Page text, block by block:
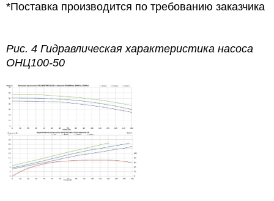
*Поставка производится по требованию заказчика
Рис. 4 Гидравлическая характеристика насоса
ОНЦ100-50